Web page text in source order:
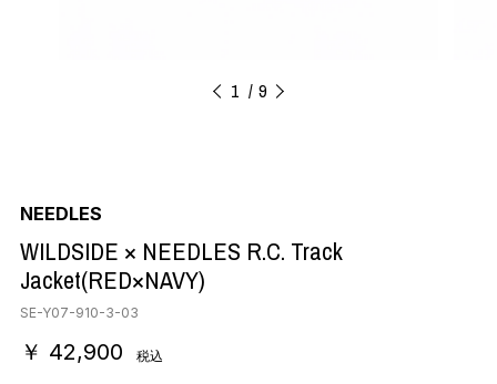
1 9
NEEDLES
WILDSIDE × NEEDLES R.C. Track
Jacket(RED×NAVY)
SE-Y07-910-3-03
￥ 42,900 税込